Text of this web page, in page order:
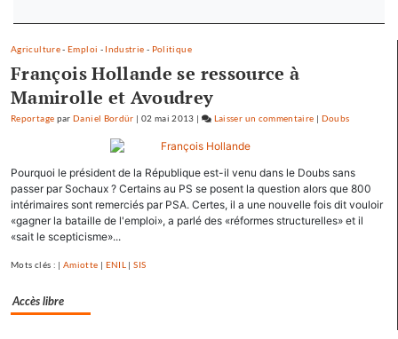
Agriculture-Emploi - Industrie - Politique
François Hollande se ressource à
Mamirolle et Avoudrey
Reportage parDaniel Bordür | 02 mai 2013 | Laisser un commentaire on
se
ressource
à
| Doubs
Pourquoi le président de la République est-il venu dans le Doubs sans
passer par Sochaux ? Certains au PS se posent la question alors que 800
intérimaires sont remerciés par PSA. Certes, il a une nouvelle fois dit vouloir
«gagner la bataille de l'emploi», a parlé des «réformes structurelles» et il
«sait le scepticisme»...
Mots clés : |Amiotte | ENIL |SIS
Accès libre